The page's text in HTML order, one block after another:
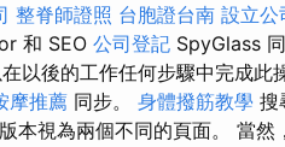
整脊師證照 台胞證台南 設立公
和 SEO 公司登記 SpyGlass
以後的工作任何步驟中完成
摩推薦 同步。 身體撥筋教學 搜
版本視為兩個不同的頁面。 當然